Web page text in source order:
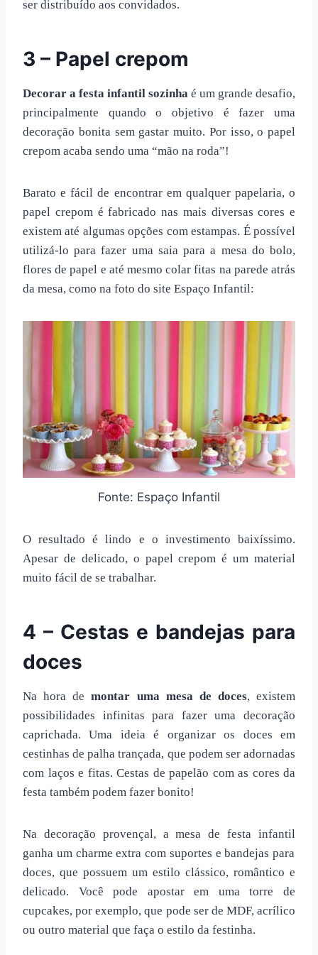
ser distribuído aos convidados.
3 – Papel crepom
Decorar a festa infantil sozinha é um grande desafio,
principalmente quando o objetivo é fazer uma
decoração bonita sem gastar muito. Por isso, o papel
crepom acaba sendo uma “mão na roda”!
Barato e fácil de encontrar em qualquer papelaria, o
papel crepom é fabricado nas mais diversas cores e
existem até algumas opções com estampas. É possível
utilizá-lo para fazer uma saia para a mesa do bolo,
flores de papel e até mesmo colar fitas na parede atrás
da mesa, como na foto do site Espaço Infantil:
Fonte: Espaço Infantil
O resultado é lindo e o investimento baixíssimo.
Apesar de delicado, o papel crepom é um material
muito fácil de se trabalhar.
4 – Cestas e bandejas para
doces
Na hora demontar uma mesa de doces, existem
possibilidades infinitas para fazer uma decoração
caprichada. Uma ideia é organizar os doces em
cestinhas de palha trançada, que podem ser adornadas
com laços e fitas. Cestas de papelão com as cores da
festa também podem fazer bonito!
Na decoração provençal, amesa de festa infantil
ganha um charme extra com suportes e bandejas para
doces, que possuem um estilo clássico, romântico e
delicado. Você pode apostar em uma torre de
cupcakes, por exemplo, que pode ser de MDF, acrílico
ou outro material que faça o estilo da festinha.